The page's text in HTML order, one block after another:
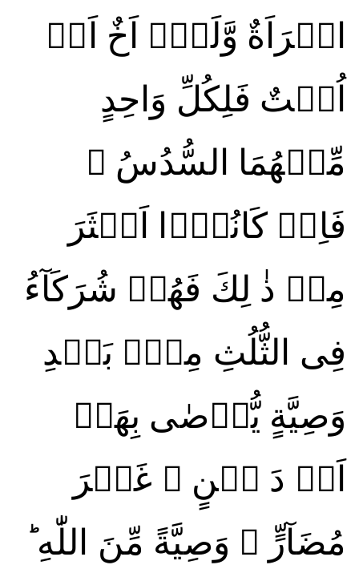
امۡرَاَةٌ وَّلَهٗۤ اَخٌ اَوۡ
اُخۡتٌ فَلِكُلِّ وَاحِدٍ
مِّنۡهُمَا السُّدُسُ‌ ۚ
فَاِنۡ كَانُوۡۤا اَكۡثَرَ
مِنۡ ذٰ لِكَ فَهُمۡ شُرَكَآءُ
فِى الثُّلُثِ مِنۡۢ بَعۡدِ
وَصِيَّةٍ يُّوۡصٰى بِهَاۤ
اَوۡ دَ يۡنٍ ۙ غَيۡرَ
مُضَآرٍّ‌ ۚ وَصِيَّةً مِّنَ اللّٰهِ‌ ؕ